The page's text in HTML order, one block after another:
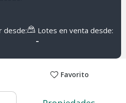
desde: Lotes en venta desde:
-
Favorito